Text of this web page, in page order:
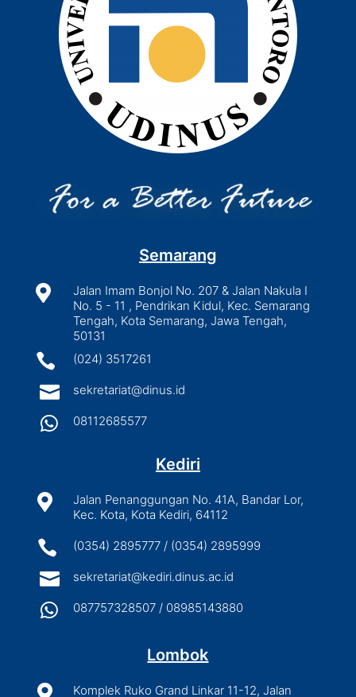
Semarang

Jalan Imam Bonjol No. 207 & Jalan Nakula I
No. 5 - 11 , Pendrikan Kidul, Kec. Semarang
Tengah, Kota Semarang, Jawa Tengah,
50131
 (024) 3517261
 sekretariat@dinus.id
 08112685577
Kediri

Jalan Penanggungan No. 41A, Bandar Lor,
Kec. Kota, Kota Kediri, 64112
 (0354) 2895777 / (0354) 2895999
 sekretariat@kediri.dinus.ac.id
 087757328507 / 08985143880
Lombok
 Komplek Ruko Grand Linkar 11-12, Jalan